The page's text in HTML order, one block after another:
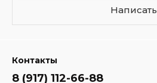
Написать
Контакты
8 (917) 112-66-88